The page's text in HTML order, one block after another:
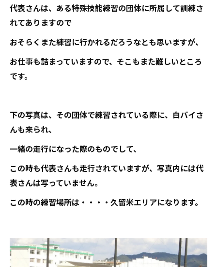
代表さんは、ある特殊技能練習の団体に所属して訓練さ
れてありますので
おそらくまた練習に行かれるだろうなとも思いますが、
お仕事も詰まっていますので、そこもまた難しいところ
です。
下の写真は、その団体で練習されている際に、白バイさ
んも来られ、
一緒の走行になった際のものでして、
この時も代表さんも走行されていますが、写真内には代
表さんは写っていません。
この時の練習場所は・・・・久留米エリアになります。